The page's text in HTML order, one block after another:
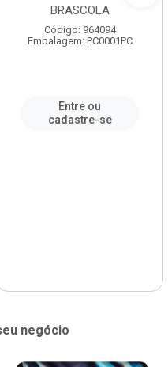
BRASCOLA
Código: 964094
Embalagem: PC0001PC
Entre ou
cadastre-se
negócio